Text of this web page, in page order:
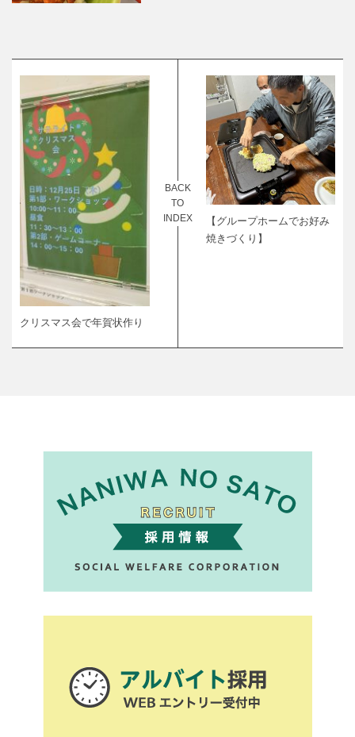
クリスマス会で年賀状作り
BACK
TO
INDEX
【グループホームでお好み
焼きづくり】